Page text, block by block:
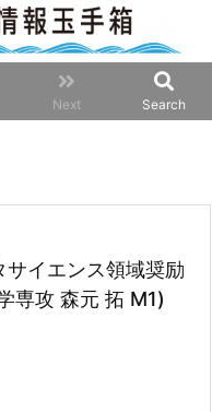
Next Search
イエンス領域奨励
専攻 森元 拓 M1)